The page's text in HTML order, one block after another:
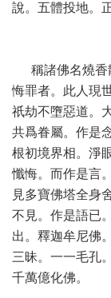
說。五體投地。
稱諸佛名燒香
悔罪者。此人現
祇劫不墮惡道。
共爲眷屬。作是
根初境界相。淨
懺悔。而作是言
見多寶佛塔全身
不見。作是語已
出。釋迦牟尼佛
三昧。一一毛孔
千萬億化佛。